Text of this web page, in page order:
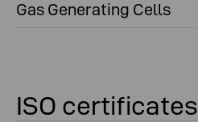
Gas Generating Cells
ISO certificates